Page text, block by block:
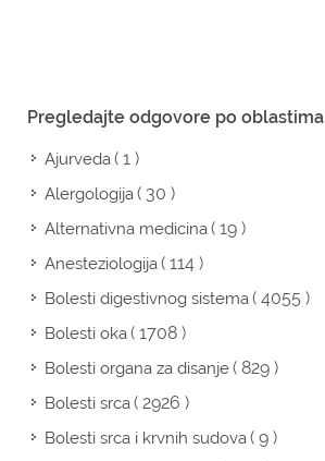
Pregledajte odgovore po oblastima
Ajurveda( 1 )
Alergologija( 30 )
Alternativna medicina( 19 )
Anesteziologija( 114 )
Bolesti digestivnog sistema( 4055 )
Bolesti oka( 1708 )
Bolesti organa za disanje( 829 )
Bolesti srca( 2926 )
Bolesti srca i krvnih sudova( 9 )